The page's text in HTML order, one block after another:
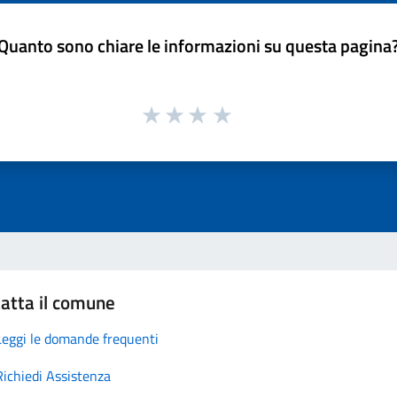
sono chiare le informazioni su questa
il comune
le domande frequenti
Assistenza